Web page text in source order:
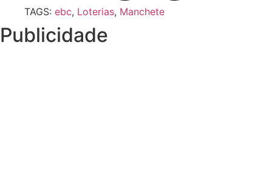
TAGS: ebc, Loterias, Manchete
Publicidade